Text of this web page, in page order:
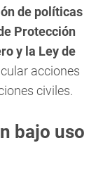
de políticas
Protección
y la Ley de
acciones
civiles.
bajo uso